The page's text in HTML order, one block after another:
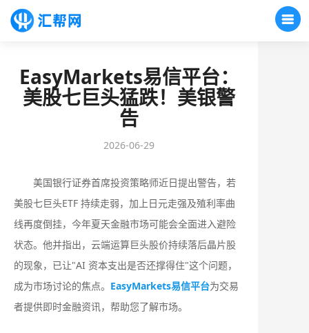
EasyMarkets易信平台：
美股七巨头猛跌！美银警
告
2026-06-29
美国银行证券首席投资策略师近日提出警告，若
美股七巨头ETF 持续走弱，加上日元走强及殖利率曲
线再度倒挂，今年夏天金融市场可能会全面进入避险
状态。他并指出，云端运算巨头股价持续落后晶片股
的现象，已让"AI 资本支出是否还撑得住"这个问题，
成为市场讨论的焦点。 EasyMarkets易信平台为交易
者提供即时金融资讯，帮助您了解市场。